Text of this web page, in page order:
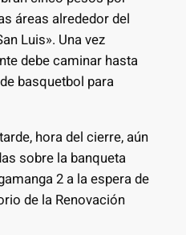
áreas alrededor del
Luis». Una vez
debe caminar hasta
basquetbol para
hora del cierre, aún
sobre la banqueta
2 a la espera de
de la Renovación